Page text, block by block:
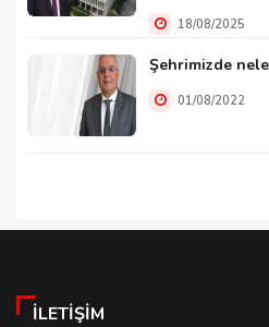
18/08/2025
Şehrimizde
01/08/2022
İLETIŞIM